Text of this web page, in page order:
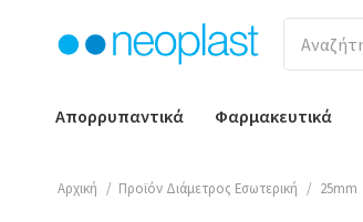
Απορρυπαντικά Φαρμακευτικά
Αρχική / Προϊόν Διάμετρος Εσωτερική / 25mm